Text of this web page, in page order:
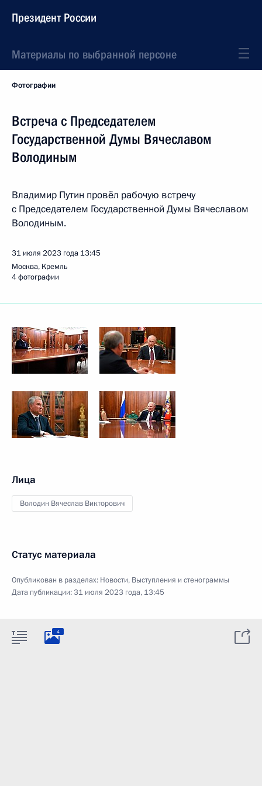
Президент России
Материалы по выбранной персоне
Фотографии
Встреча с Председателем
Государственной Думы Вячеславом
Володиным
Владимир Путин провёл рабочую встречу
с Председателем Государственной Думы Вячеславом
Володиным.
31 июля 2023 года 13:45
Москва, Кремль
4 фотографии
Лица
Володин Вячеслав Викторович
Статус материала
Опубликован в разделах: Новости, Выступления и стенограммы
Дата публикации:31 июля 2023 года, 13:45
4